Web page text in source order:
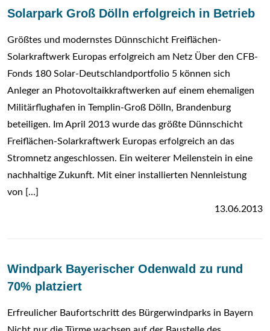
Solarpark Groß Dölln erfolgreich in Betrieb
Größtes und modernstes Dünnschicht Freiflächen-
Solarkraftwerk Europas erfolgreich am Netz Über den CFB-
Fonds 180 Solar-Deutschlandportfolio 5 können sich
Anleger an Photovoltaikkraftwerken auf einem ehemaligen
Militärflughafen in Templin-Groß Dölln, Brandenburg
beteiligen. Im April 2013 wurde das größte Dünnschicht
Freiflächen-Solarkraftwerk Europas erfolgreich an das
Stromnetz angeschlossen. Ein weiterer Meilenstein in eine
nachhaltige Zukunft. Mit einer installierten Nennleistung
von [...]
13.06.2013
Windpark Bayerischer Odenwald zu rund
70% platziert
Erfreulicher Baufortschritt des Bürgerwindparks in Bayern